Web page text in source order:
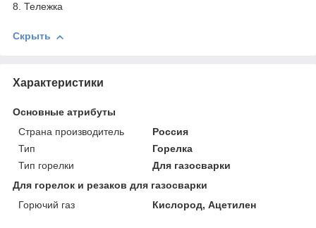
8. Тележка
Скрыть
Характеристики
Основные атрибуты
Страна производитель
Россия
Тип
Горелка
Тип горелки
Для газосварки
Для горелок и резаков для газосварки
Горючий газ
Кислород, Ацетилен